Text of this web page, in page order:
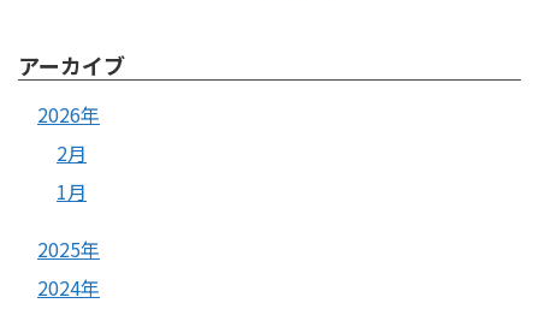
アーカイブ
2026年
2月
1月
2025年
2024年